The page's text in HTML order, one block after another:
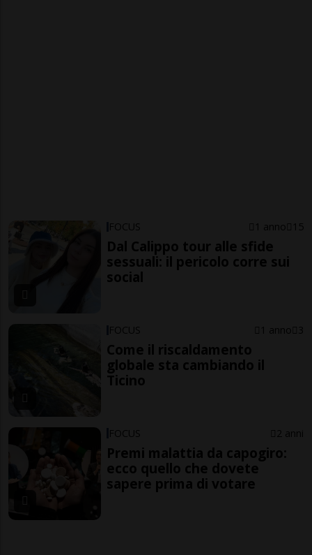
FOCUS 1 anno 15
Dal Calippo tour alle sfide
sessuali: il pericolo corre sui
social
FOCUS 1 anno 3
Come il riscaldamento
globale sta cambiando il
Ticino
FOCUS 2 anni
Premi malattia da capogiro:
ecco quello che dovete
sapere prima di votare